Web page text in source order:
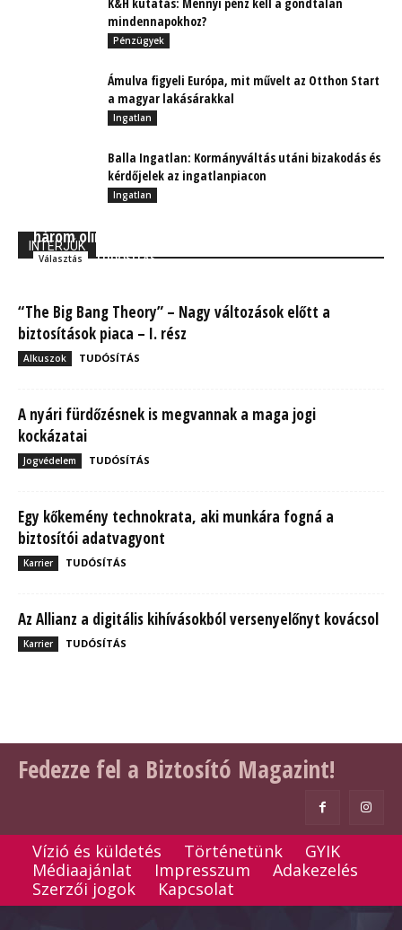
mindennapokhoz?
Pénzügyek
Ámulva figyeli Európa, mit művelt az Otthon Start
a magyar lakásárakkal
Ingatlan
Balla Ingatlan: Kormányváltás utáni bizakodás és
kérdőjelek az ingatlanpiacon
Ingatlan
INTERJÚK
három olimpiai aranyat nyerne
Választás TUDÓSÍTÁS
“The Big Bang Theory” – Nagy változások előtt a
biztosítások piaca – I. rész
Alkuszok TUDÓSÍTÁS
A nyári fürdőzésnek is megvannak a maga jogi
kockázatai
Jogvédelem TUDÓSÍTÁS
Egy kőkemény technokrata, aki munkára fogná a
biztosítói adatvagyont
Karrier TUDÓSÍTÁS
Az Allianz a digitális kihívásokból versenyelőnyt kovácsol
Karrier TUDÓSÍTÁS
Fedezze fel a Biztosító Magazint!
Vízió és küldetés Történetünk
GYIK
Médiaajánlat
Impresszum
Adakezelés
Szerzői jogok
Kapcsolat